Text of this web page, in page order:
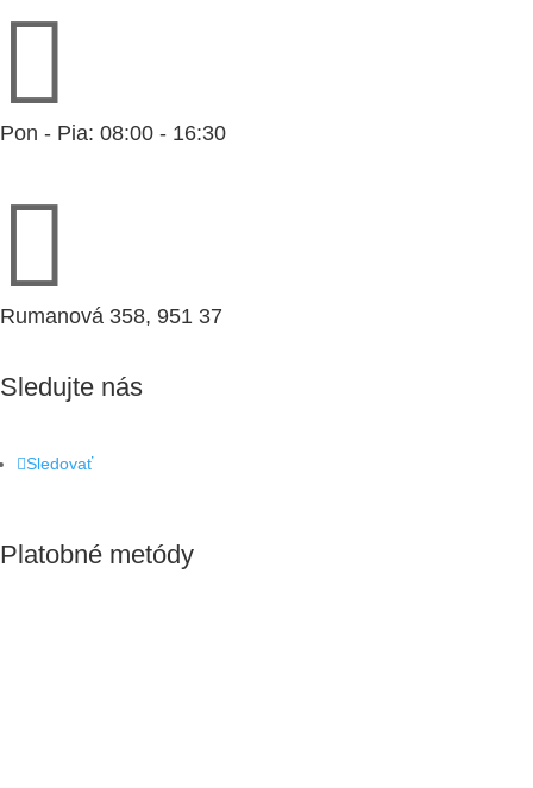

Pon - Pia: 08:00 - 16:30

Rumanová 358, 951 37
Sledujte nás
Sledovať
Platobné metódy